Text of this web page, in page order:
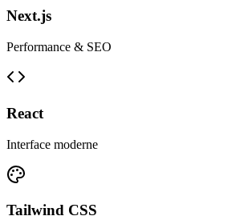
Next.js
Performance & SEO
React
Interface moderne
Tailwind CSS